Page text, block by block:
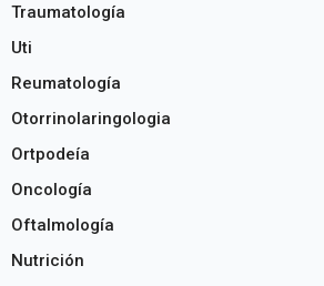
Traumatología
Uti
Reumatología
Otorrinolaringologia
Ortpodeía
Oncología
Oftalmología
Nutrición